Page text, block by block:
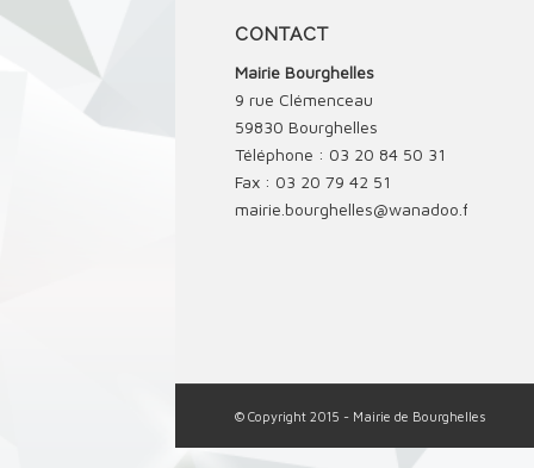
CONTACT
Mairie Bourghelles
9 rue Clémenceau
59830 Bourghelles
Téléphone : 03 20 84 50 31
Fax : 03 20 79 42 51
mairie.bourghelles@wanadoo.fr
© Copyright 2015 - Mairie de Bourghelles